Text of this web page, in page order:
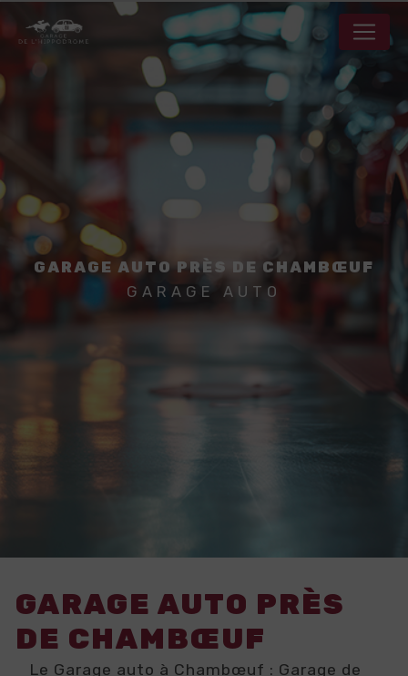
GARAGE AUTO PRÈS DE CHAMBŒUF
GARAGE AUTO
GARAGE AUTO PRÈS
DE CHAMBŒUF
Le Garage auto à Chambœuf : Garage de
Panneau de gestion des cookies